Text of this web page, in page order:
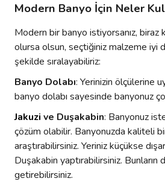
Modern Banyo İçin Neler
Modern bir banyo istiyorsanız,
olursa olsun, seçtiğiniz malzeme iyi
şekilde sıralayabiliriz:
Banyo Dolabı: Yerinizin ölçülerine
banyo dolabı sayesinde banyonuz
Jakuzi ve Duşakabin: Banyonuz
çözüm olabilir. Banyonuzda kaliteli
araştırabilirsiniz. Yeriniz küçükse
Duşakabin yaptırabilirsiniz.
getirebilirsiniz.